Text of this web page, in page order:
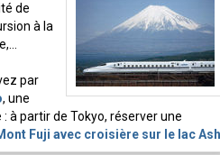
de
à la
par
, une
: à partir de Tokyo, réserver une
Fuji avec croisière sur le lac